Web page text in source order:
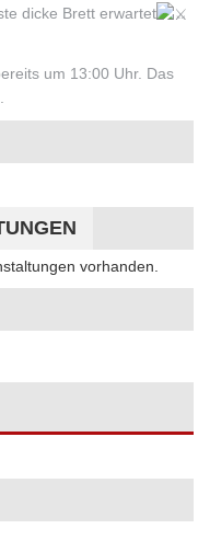
dicke Brett erwartet
um 13:00 Uhr. Das
vorhanden.